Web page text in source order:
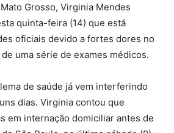
Grosso, Virginia Mendes
quinta-feira (14) que está
oficiais devido a fortes dores no
uma série de exames médicos.
de saúde já vem interferindo
dias. Virginia contou que
em internação domiciliar antes de